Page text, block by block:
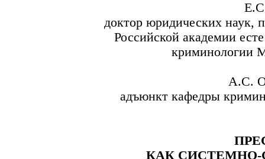
доктор юридических наук,
Российской академии
криминологии
А.С.
адъюнкт кафедры
КАК СИСТЕМНО-